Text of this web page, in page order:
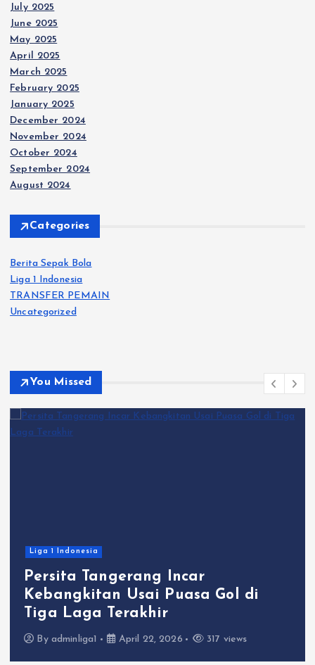
July 2025
June 2025
May 2025
April 2025
March 2025
February 2025
January 2025
December 2024
November 2024
October 2024
September 2024
August 2024
Categories
Berita Sepak Bola
Liga 1 Indonesia
TRANSFER PEMAIN
Uncategorized
You Missed
Liga 1 Indonesia
Persita Tangerang Incar
Kebangkitan Usai Puasa Gol di
Tiga Laga Terakhir
By adminliga1 April 22, 2026 317 views